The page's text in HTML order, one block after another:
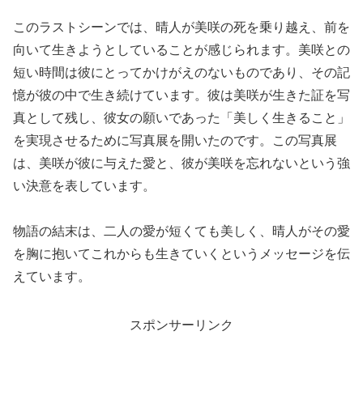
このラストシーンでは、晴人が美咲の死を乗り越え、前を
向いて生きようとしていることが感じられます。美咲との
短い時間は彼にとってかけがえのないものであり、その記
憶が彼の中で生き続けています。彼は美咲が生きた証を写
真として残し、彼女の願いであった「美しく生きること」
を実現させるために写真展を開いたのです。この写真展
は、美咲が彼に与えた愛と、彼が美咲を忘れないという強
い決意を表しています。
物語の結末は、二人の愛が短くても美しく、晴人がその愛
を胸に抱いてこれからも生きていくというメッセージを伝
えています。
スポンサーリンク